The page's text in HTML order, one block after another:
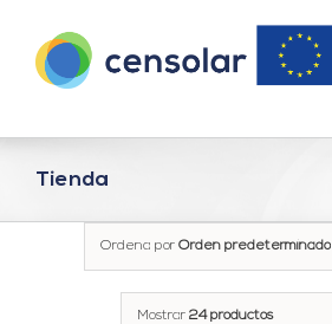
contenido
Tienda
Ordena por Orden predeterminado
Mostrar 24 productos